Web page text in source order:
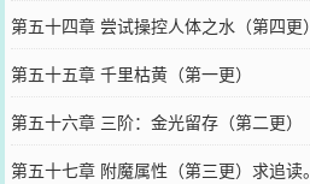
第五十四章 尝试操控人体之水（第四更）
第五十五章 千里枯黄（第一更）
第五十六章 三阶：金光留存（第二更）
第五十七章 附魔属性（第三更）求追读。